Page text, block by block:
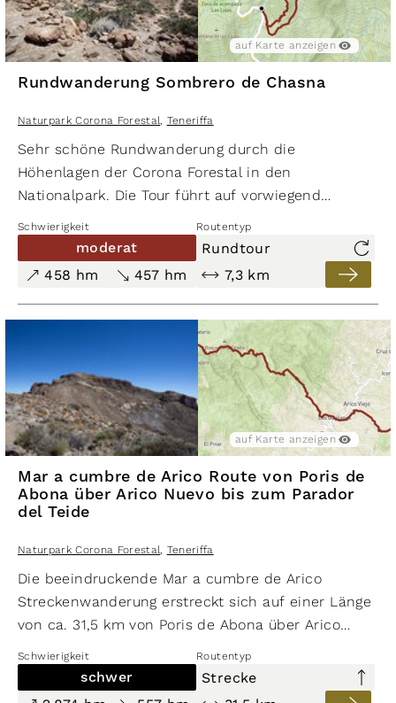
auf Karte anzeigen
Rundwanderung Sombrero de Chasna
Naturpark Corona Forestal, Teneriffa
Sehr schöne Rundwanderung durch die
Höhenlagen der Corona Forestal in den
Nationalpark. Die Tour führt auf vorwiegend
steinigen Pfaden entlang von Schluchten zu
fabelhaften Ausblicken über den Süden der Insel
und vor allem über die Caldera las Cañadas zum
Teide-Massiv.
Schwierigkeit Routentyp
moderat
Rundtour
458 hm
457 hm 7,3 km
auf Karte anzeigen
Mar a cumbre de Arico Route von Poris de
Abona über Arico Nuevo bis zum Parador
del Teide
Naturpark Corona Forestal, Teneriffa
Die beeindruckende Mar a cumbre de Arico
Streckenwanderung erstreckt sich auf einer Länge
von ca. 31,5 km von Poris de Abona über Arico
Nuevo bis zum
Parador del Teide
kontinuierlich bergauf und nur auf der letzten
Etappe bergab. Die Wanderung bietet ein
Schwierigkeit Routentyp
schwer
Strecke